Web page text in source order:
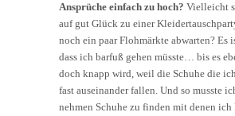
Ansprüche einfach zu hoch? Vielleicht
auf gut Glück zu einer
noch ein paar Flohmärkte abwarten? Es
dass ich barfuß gehen müsste… bis es
doch knapp wird, weil die Schuhe die
fast auseinander fallen. Und so musste
nehmen Schuhe zu finden mit denen